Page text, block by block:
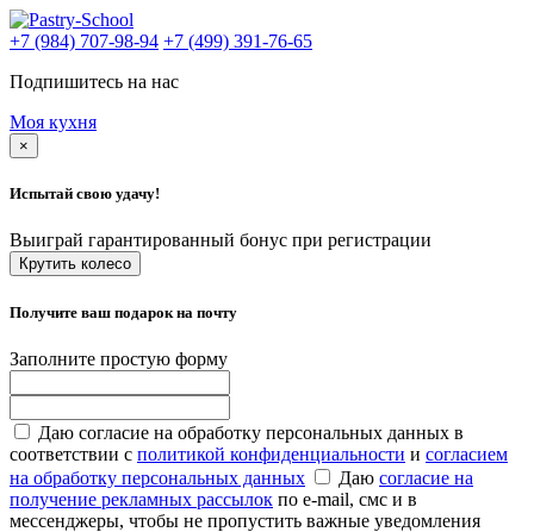
+7 (984) 707-98-94 +7 (499) 391-76-65
Подпишитесь на нас
Моя кухня
×
Испытай свою удачу!
Выиграй гарантированный бонус при регистрации
Крутить колесо
Получите ваш подарок на почту
Заполните простую форму
Даю согласие на обработку персональных данных в
соответствии с политикой конфиденциальности и согласием
на обработку персональных данных
Даю согласие на
получение рекламных рассылок по e-mail, смс и в
мессенджеры, чтобы не пропустить важные уведомления